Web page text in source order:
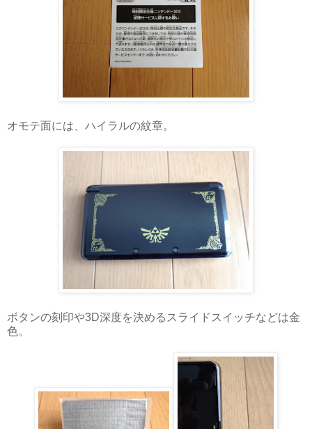
オモテ面には、ハイラルの紋章。
ボタンの刻印や3D深度を決めるスライドスイッチなどは金
色。